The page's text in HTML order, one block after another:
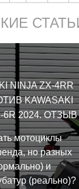
NINJA ZX-4RR
KAWASAKI
6R 2024. ОТЗЫВ
мотоциклы
но разных
и
(реально)?